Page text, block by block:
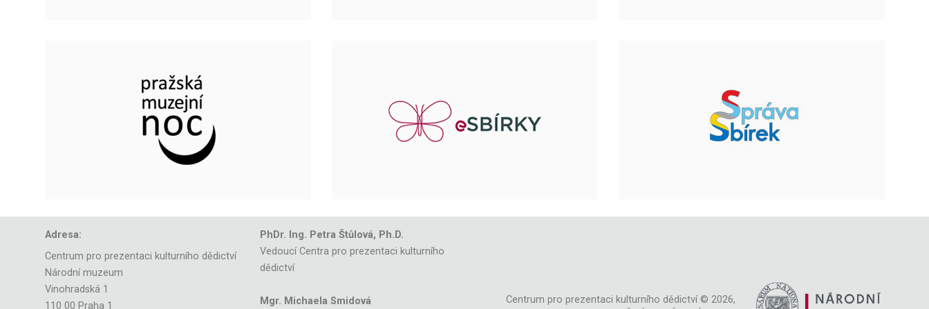
Adresa:
Centrum pro prezentaci kulturního dědictví
Národní muzeum
Vinohradská 1
110 00 Praha 1
PhDr. Ing. Petra Štůlová, Ph.D.
Vedoucí Centra pro prezentaci kulturního
dědictví
Mgr. Michaela Smidová
Centrum pro prezentaci kulturního dědictví © 2026,